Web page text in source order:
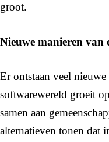
groot.
Nieuwe manieren van
Er ontstaan veel
softwarewereld groeit
samen aan
alternatieven tonen dat